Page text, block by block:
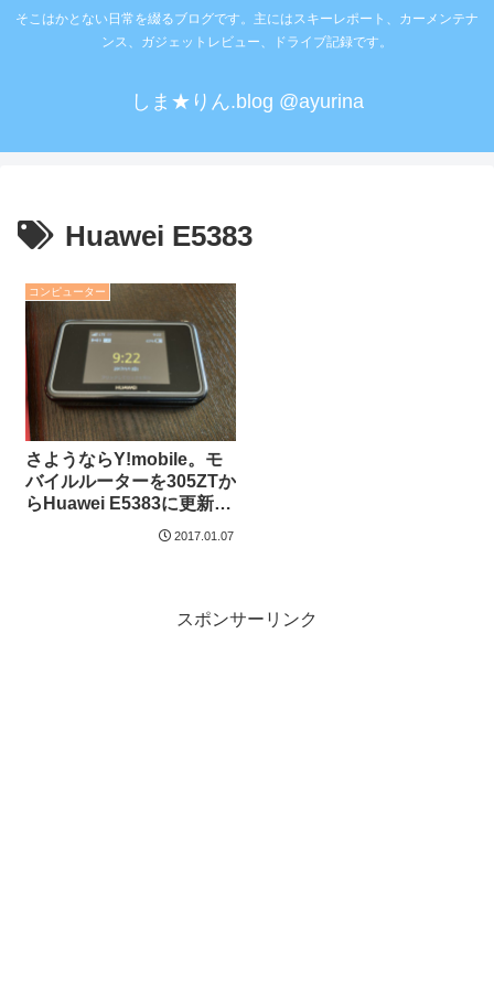
そこはかとない日常を綴るブログです。主にはスキーレポート、カーメンテナ
ンス、ガジェットレビュー、ドライブ記録です。
しま★りん.blog @ayurina
Huawei E5383
コンピューター
さようならY!mobile。モ
バイルルーターを305ZTか
らHuawei E5383に更新し
2017.01.07
スポンサーリンク